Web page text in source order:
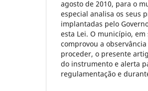
agosto de 2010, para o
especial analisa os seus
implantadas pelo
esta Lei. O município,
comprovou a
proceder, o presente
do instrumento e alerta
regulamentação e